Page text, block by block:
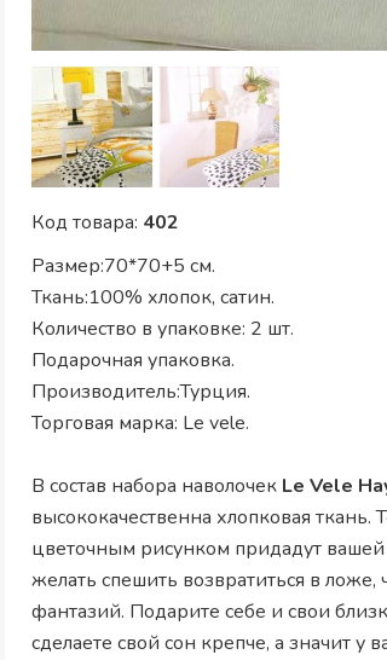
Код товара: 402
Размер:70*70+5 см.
Ткань:100% хлопок, сатин.
Количество в упаковке: 2 шт.
Подарочная упаковка.
Производитель:Турция.
Торговая марка: Le vele.
В состав набора наволочек Le Vele
высококачественна хлопковая ткань.
цветочным рисунком придадут
желать спешить возвратиться в
фантазий. Подарите себе и свои
сделаете свой сон крепче, а значит у